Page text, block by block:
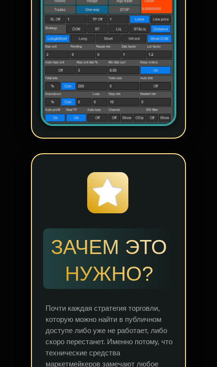
ЗАЧЕМ ЭТО
НУЖНО?
Почти каждая стратегия торговли,
которую можно найти в публичном
доступе либо уже не работает, либо
скоро перестанет. Именно потому, что
технические средства
маркетмейкеров замечают любое